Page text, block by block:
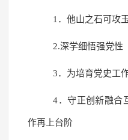
1．他山之石可攻
2.深学细悟强党
3．为培育党史工
4．守正创新融合
作再上台阶